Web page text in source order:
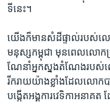
ទីនេះ។
យើង​ក៏​មាន​សំដី​ផ្ទាល់​របស់​ល
មនុស្ស​កម្ពុជា​ មុន​ពេល​លោ
ណែនាំ​អ្នក​ស្នង​តំណែង​របស់​
រីករាយ​យ៉ាង​ខ្លាំង​ដែល​លោក​ប
បង្កើត​អង្គការ​វេទិកា​អនា